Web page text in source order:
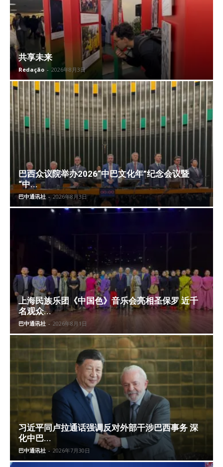
共享未来
Redação - 2026年8月3日
巴西众议院举办2026“中巴文化年”纪念会议暨
“中...
巴中通讯社 - 2026年8月3日
上海民族乐团《中国色》音乐会亮相圣保罗 近千
名观众...
巴中通讯社 - 2026年8月1日
习近平同卢拉通话强调反对外部干涉巴西事务 深
化中巴...
巴中通讯社 - 2026年7月30日